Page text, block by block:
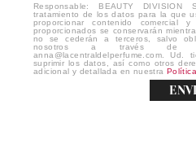
Responsable: BEAUTY
tratamiento de los datos para la que
proporcionar contenido comercial
proporcionados se conservarán
no se cederán a terceros, salvo
nosotros a través de
anna@lacentraldelperfume.com.
suprimir los datos, así como otros
adicional y detallada en nuestra